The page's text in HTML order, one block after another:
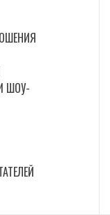
ШОУ-